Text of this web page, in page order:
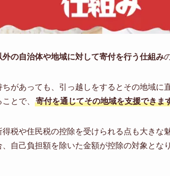
外の自治体や地域に対して寄付を行う仕組み
があっても、引っ越しをするとその地域に
とで、
寄付を通じてその地域を支援できま
税や住民税の控除を受けられる点も大きな
自己負担額を除いた金額が控除の対象となり